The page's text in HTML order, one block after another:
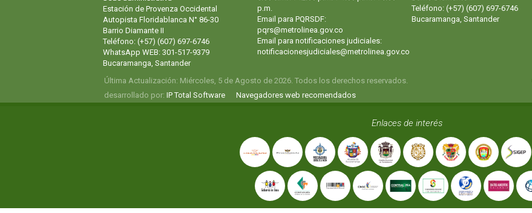
Estación de Provenza Occidental
Autopista Floridablanca N° 86-30
Barrio Diamante II
Teléfono: (+57) (607) 697-6746
WhatsApp WEB: 301-517-9379
Bucaramanga, Santander
p.m.
Email para PQRSDF:
pqrs@metrolinea.gov.co
Email para notificaciones judiciales:
notificacionesjudiciales@metrolinea.gov.co
Teléfono: (+57) (607) 697-6746
Bucaramanga, Santander
Última Actualización: Miércoles, 5 de Agosto de 2026. Todos los derechos reservados.
desarrollado por: IP Total Software Navegadores web recomendados
Enlaces de interés